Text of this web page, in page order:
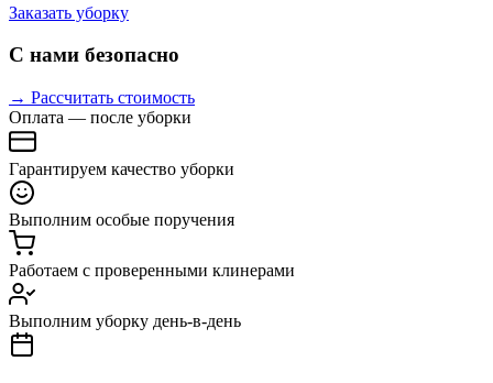
Заказать уборку
С нами безопасно
→ Рассчитать стоимость
Оплата — после уборки
Гарантируем качество уборки
Выполним особые поручения
Работаем с проверенными клинерами
Выполним уборку день-в-день